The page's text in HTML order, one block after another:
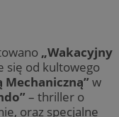
„Wakacyjny
się od kultowego
Mechaniczną” w
– thriller o
oraz specjalne